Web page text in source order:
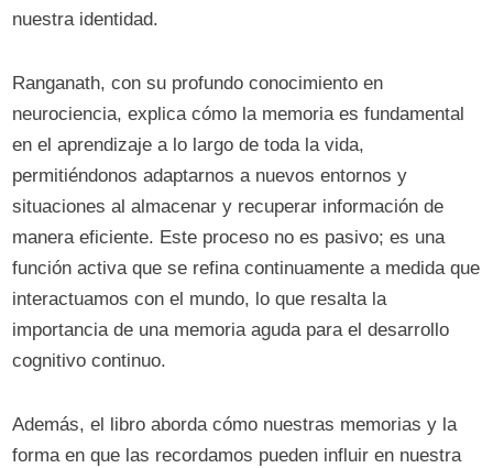
nuestra identidad.
Ranganath, con su profundo conocimiento en
neurociencia, explica cómo la memoria es fundamental
en el aprendizaje a lo largo de toda la vida,
permitiéndonos adaptarnos a nuevos entornos y
situaciones al almacenar y recuperar información de
manera eficiente. Este proceso no es pasivo; es una
función activa que se refina continuamente a medida que
interactuamos con el mundo, lo que resalta la
importancia de una memoria aguda para el desarrollo
cognitivo continuo.
Además, el libro aborda cómo nuestras memorias y la
forma en que las recordamos pueden influir en nuestra